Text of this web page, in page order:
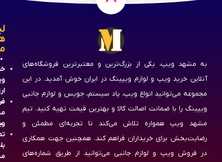
به مشهد ویپ، یکی از بزرگ‌ترین و معتبرترین فروشگاه‌های
آنلاین خرید ویپ و لوازم ویپینگ در ایران خوش آمدید. در این
مجموعه می‌توانید انواع ویپ، پاد سیستم، جویس و لوازم جانبی
ویپینگ را با ضمانت اصالت کالا و بهترین قیمت تهیه کنید. تیم
مشهد ویپ همواره تلاش می‌کند تا تجربه‌ای مطمئن و
رضایت‌بخش برای خریداران فراهم کند. همچنین جهت همکاری
در فروش ویپ و لوازم جانبی می‌توانید از طریق شماره‌های
با